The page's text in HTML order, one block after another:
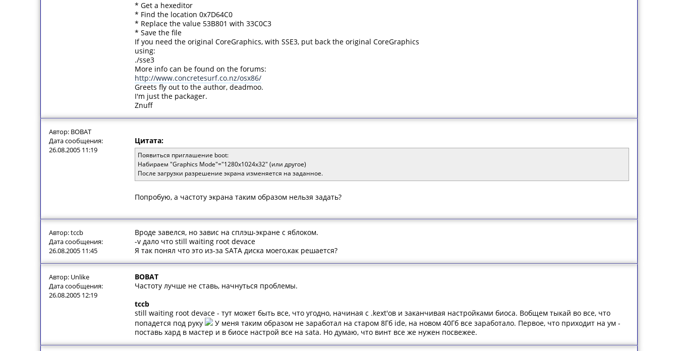
* Get a hexeditor
* Find the location 0x7D64C0
* Replace the value 53B801 with 33C0C3
* Save the file
If you need the original CoreGraphics, with SSE3, put back the original CoreGraphics
using:
./sse3
More info can be found on the forums:
http://www.concretesurf.co.nz/osx86/
Greets fly out to the author, deadmoo.
I'm just the packager.
Znuff
Автор: BOBAT
Дата сообщения:
26.08.2005 11:19
Цитата:
Появиться приглашение boot:
Набираем "Graphics Mode"="1280x1024x32" (или другое)
После загрузки разрешение экрана изменяется на заданное.
Попробую, а частоту экрана таким образом нельзя задать?
Автор: tccb
Дата сообщения:
26.08.2005 11:45
Вроде завелся, но завис на сплэш-экране с яблоком.
-v дало что still waiting root devace
Я так понял что это из-за SATA диска моего,как решается?
Автор: Unlike
Дата сообщения:
26.08.2005 12:19
BOBAT
Частоту лучше не ставь, начнуться проблемы.
tccb
still waiting root devace - тут может быть все, что угодно, начиная с .kext'ов и заканчивая настройками биоса. Вобщем тыкай во все, что
попадется под руку
У меня таким образом не заработал на старом 8Гб ide, на новом 40Гб все заработало. Первое, что приходит на ум -
поставь хард в мастер и в биосе настрой все на sata. Но думаю, что винт все же нужен посвежее.